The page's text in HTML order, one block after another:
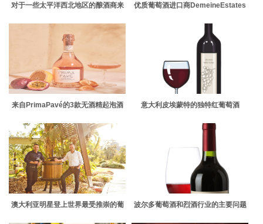
对于一些太平洋西北地区的酿酒商来
优质葡萄酒进口商DemeineEstates
来自PrimaPavé的3款无酒精起泡酒 意大利皮埃蒙特的独特红葡萄酒
澳大利亚明星登上世界最受推崇的葡
波尔多葡萄酒和烈酒行业的主要问题